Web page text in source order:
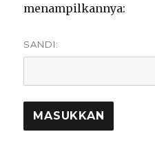
menampilkannya:
SANDI: